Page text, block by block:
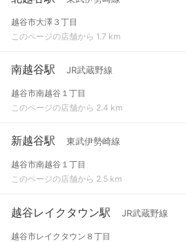
越谷市大澤３丁目
このページの店舗から 1.7 km
南越谷駅 JR武蔵野線
越谷市南越谷１丁目
このページの店舗から 2.4 km
新越谷駅 東武伊勢崎線
越谷市南越谷１丁目
このページの店舗から 2.5 km
越谷レイクタウン駅 JR武蔵野線
越谷市レイクタウン８丁目